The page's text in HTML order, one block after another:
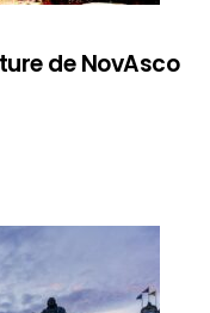
de NovAsco